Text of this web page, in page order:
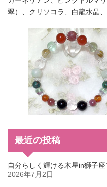
翠）、クリソコラ、白龍水晶
最近の投稿
自分らしく輝ける木星in獅子
2026年7月2日